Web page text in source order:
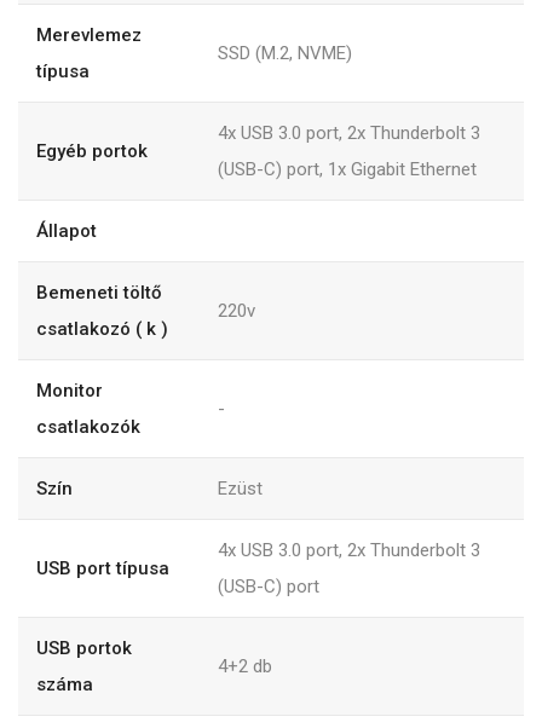
Merevlemez
típusa
SSD (M.2, NVME)
Egyéb portok
4x USB 3.0 port, 2x Thunderbolt 3
(USB-C) port, 1x Gigabit Ethernet
Állapot
Bemeneti töltő
csatlakozó ( k )
220v
Monitor
csatlakozók
-
Szín Ezüst
USB port típusa
4x USB 3.0 port, 2x Thunderbolt 3
(USB-C) port
USB portok
száma
4+2 db